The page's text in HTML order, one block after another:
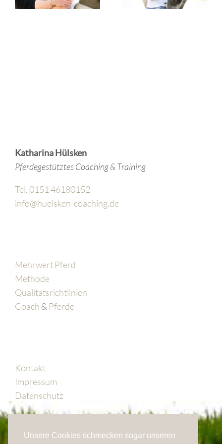
Unsere Cookies schmecken sogar unseren
über deine
beginnt
Katharina Hülsken
Pferdegestütztes Coaching & Training
Tel. 0151 46180152
info@huelsken-coaching.de
Mehrwert Pferd
Methode
Qualitätsrichtlinien
Coach & Pferde
Kontakt
Impressum
Datenschutz